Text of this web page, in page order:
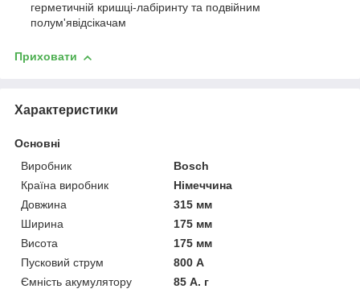
герметичній кришці-лабіринту та подвійним
полум'явідсікачам
Приховати
Характеристики
Основні
Виробник
Bosch
Країна виробник
Німеччина
Довжина
315 мм
Ширина
175 мм
Висота
175 мм
Пусковий струм
800 А
Ємність акумулятору
85 А. г